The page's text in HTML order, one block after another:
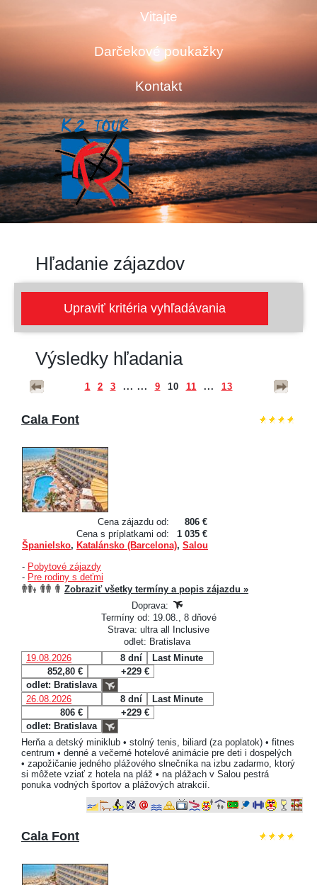
Vitajte
Darčekové poukažky
Kontakt
Hľadanie zájazdov
Výsledky hľadania
1 2 3 ... ... 9 10 11 ... 13
Cala Font
Cena zájazdu od:
806 €
Cena s príplatkami od:
1 035 €
Španielsko, Katalánsko (Barcelona), Salou
- Pobytové zájazdy
- Pre rodiny s deťmi
Zobraziť všetky termíny a popis zájazdu »
Doprava:
Termíny od: 19.08., 8 dňové
Strava: ultra all Inclusive
odlet: Bratislava
19.08.2026
8 dní
Last Minute
852,80 €
+229 €
odlet: Bratislava
26.08.2026
8 dní
Last Minute
806 €
+229 €
odlet: Bratislava
Herňa a detský miniklub • stolný tenis, biliard (za poplatok) • fitnes
centrum • denné a večerné hotelové animácie pre deti i dospelých
• zapožičanie jedného plážového slnečníka na izbu zadarmo, ktorý
si môžete vziať z hotela na pláž • na plážach v Salou pestrá
ponuka vodných športov a plážových atrakcií.
Cala Font